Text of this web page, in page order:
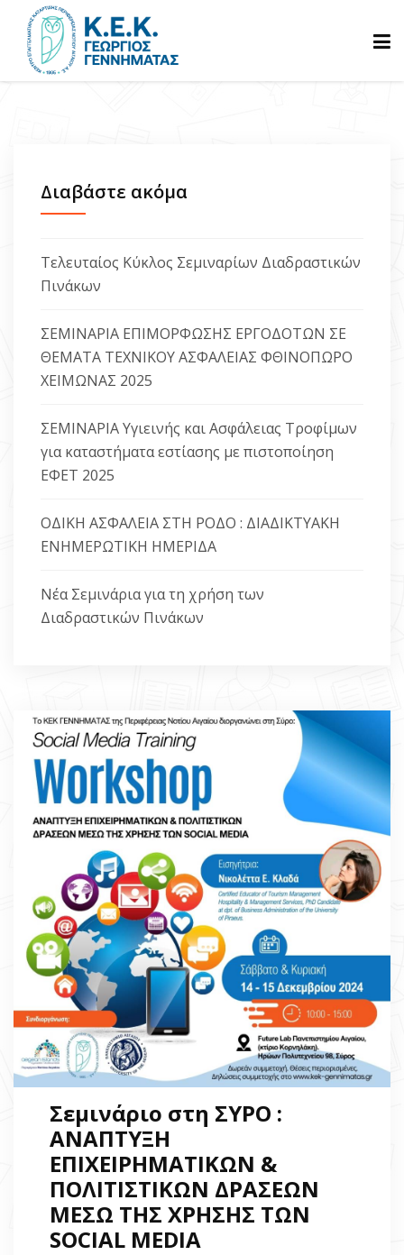
ΑΝΑΚΟΙΝΩΣΕΙΣ
ΕΠΙΚΟΙΝΩΝΙΑ
Διαβάστε ακόμα
Τελευταίος Κύκλος Σεμιναρίων Διαδραστικών
Πινάκων
ΣΕΜΙΝΑΡΙΑ ΕΠΙΜΟΡΦΩΣΗΣ ΕΡΓΟΔΟΤΩΝ ΣΕ
ΘΕΜΑΤΑ ΤΕΧΝΙΚΟΥ ΑΣΦΑΛΕΙΑΣ ΦΘΙΝΟΠΩΡΟ
ΧΕΙΜΩΝΑΣ 2025
ΣΕΜΙΝΑΡΙΑ Υγιεινής και Ασφάλειας Τροφίμων
για καταστήματα εστίασης με πιστοποίηση
ΕΦΕΤ 2025
ΟΔΙΚΗ ΑΣΦΑΛΕΙΑ ΣΤΗ ΡΟΔΟ : ΔΙΑΔΙΚΤΥΑΚΗ
ΕΝΗΜΕΡΩΤΙΚΗ ΗΜΕΡΙΔΑ
Νέα Σεμινάρια για τη χρήση των
Διαδραστικών Πινάκων
Σεμινάριο στη ΣΥΡΟ :
ΑΝΑΠΤΥΞΗ
ΕΠΙΧΕΙΡΗΜΑΤΙΚΩΝ &
ΠΟΛΙΤΙΣΤΙΚΩΝ ΔΡΑΣΕΩΝ
ΜΕΣΩ ΤΗΣ ΧΡΗΣΗΣ ΤΩΝ
SOCIAL MEDIA